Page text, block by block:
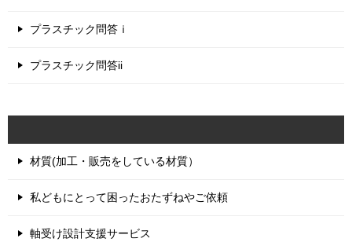
プラスチック問答ｉ
プラスチック問答ii
材質(加工・販売をしている材質）
私どもにとって困ったおたずねやご依頼
軸受け設計支援サービス